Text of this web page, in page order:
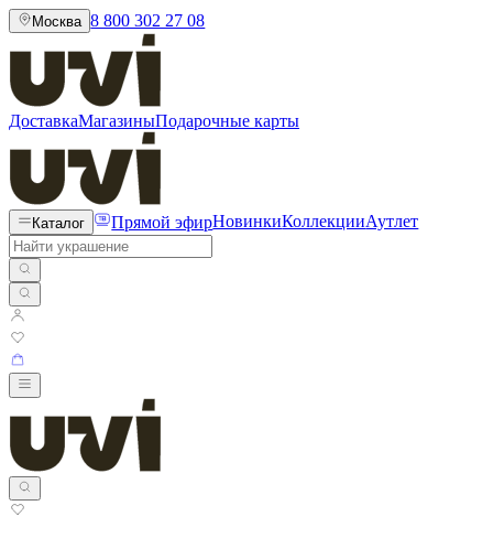
Москва 8 800 302 27 08
ДоставкаМагазиныПодарочные карты
Каталог Прямой эфирНовинкиКоллекцииАутлет